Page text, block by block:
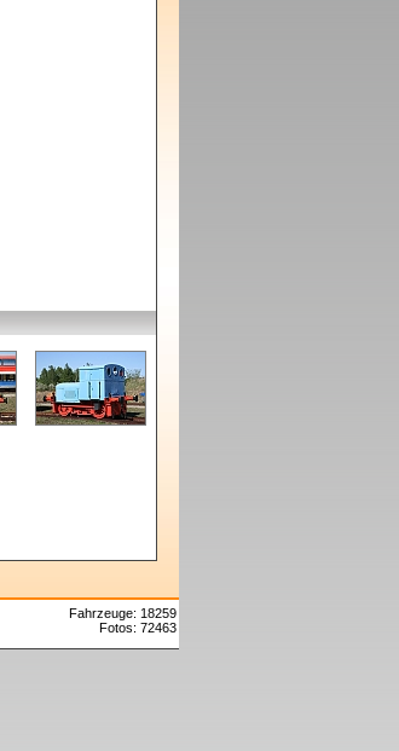
Fahrzeuge: 18259
Fotos: 72463